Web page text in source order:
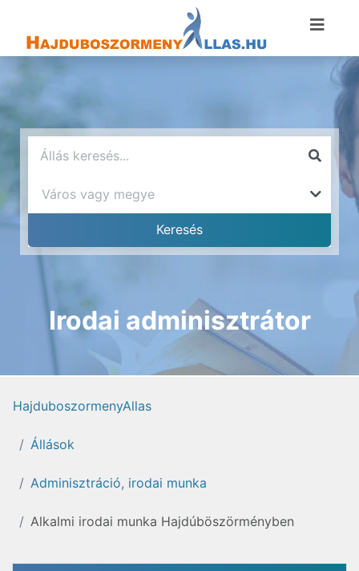
Irodai adminisztrátor
HajduboszormenyAllas
Állások
Adminisztráció, irodai munka
Alkalmi irodai munka Hajdúböszörményben